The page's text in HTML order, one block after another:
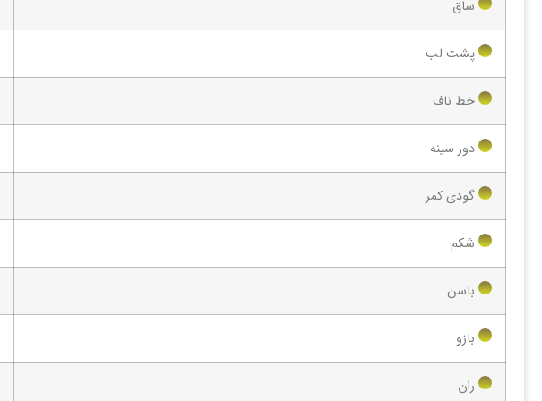
ساق
پشت لب
خط ناف
دور سینه
گودی کمر
شکم
باسن
بازو
ران